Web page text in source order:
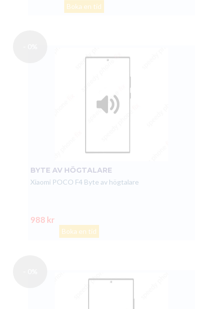
Boka en tid
BYTE AV HÖGTALARE
Xiaomi POCO F4 Byte av högtalare
988 kr
Boka en tid